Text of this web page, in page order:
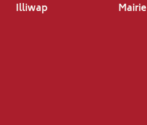
Illiwap Mairie